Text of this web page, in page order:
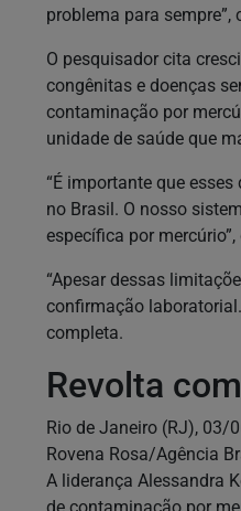
problema para sempre”,
O pesquisador cita
congênitas e doenças
contaminação por
unidade de saúde que
“É importante que
no Brasil. O nosso
específica por
“Apesar dessas
confirmação
completa.
Revolta
Rio de Janeiro (RJ), 03/
Rovena Rosa/Agência
A liderança Alessandra
de contaminação por